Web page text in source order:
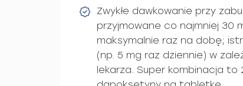
Zwykłe dawkowanie przy
przyjmowane co najmniej 30
maksymalnie raz na dobę;
(np. 5 mg raz dziennie) w
lekarza. Super kombinacja